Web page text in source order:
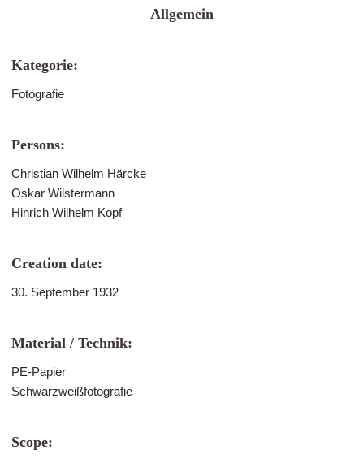
Allgemein
Kategorie:
Fotografie
Persons:
Christian Wilhelm Härcke
Oskar Wilstermann
Hinrich Wilhelm Kopf
Creation date:
30. September 1932
Material / Technik:
PE-Papier
Schwarzweißfotografie
Scope: